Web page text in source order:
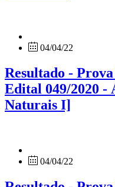
04/04/22
Resultado -
Edital 049/2020 -
Naturais I]
04/04/22